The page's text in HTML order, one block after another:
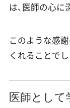
は、医師の心に
このような感
くれることでし
医師として